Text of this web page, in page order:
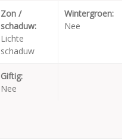
Zon /
schaduw:
Lichte
schaduw
Wintergroen:
Nee
Giftig:
Nee